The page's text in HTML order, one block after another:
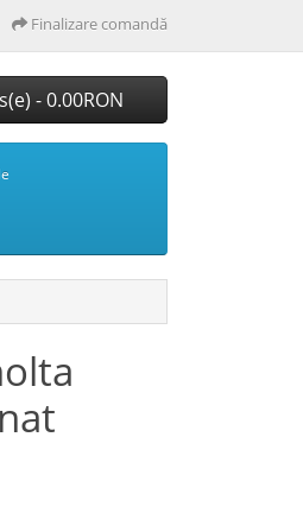
Finalizare comandă
- 0.00RON